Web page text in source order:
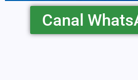
Canal